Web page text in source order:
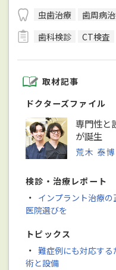
虫歯治療
歯周病
歯科検診
CT検査
取材記事
ドクターズファイル
専門性と
が誕生
荒木 泰
検診・治療レポート
・ インプラント治療
医院選びを
トピックス
・ 難症例にも対応す
術と設備